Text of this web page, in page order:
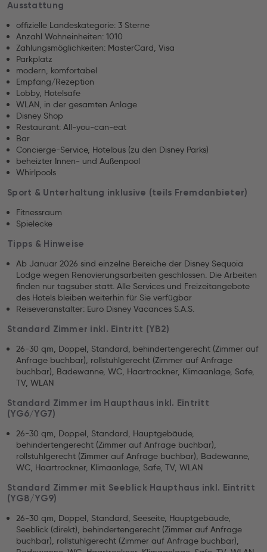
Ausstattung
offizielle Landeskategorie: 3 Sterne
Anzahl Wohneinheiten: 1010
Zahlungsmöglichkeiten: MasterCard, Visa
Parkplatz
modern, komfortabel
Empfang/Rezeption
Lobby, Hotelsafe
WLAN, in der gesamten Anlage
Disney Shop
Restaurant: All-you-can-eat
Bar
Concierge-Service, Hotelbus (zu den Disney Parks)
beheizter Innen- und Außenpool
Whirlpools
Sport & Unterhaltung inklusive (teils Fremdanbieter)
Fitnessraum
Spielecke
Tipps & Hinweise
Ab Januar 2026 sind einzelne Bereiche der Disney Sequoia
Lodge wegen Renovierungsarbeiten geschlossen. Die Arbeiten
finden nur tagsüber statt. Alle Services und Freizeitangebote
des Hotels bleiben weiterhin für Sie verfügbar
Reiseveranstalter: Euro Disney Vacances S.A.S.
Standard Zimmer inkl. Eintritt (YB2)
26-30 qm, Doppel, Standard, behindertengerecht (Zimmer auf
Anfrage buchbar), rollstuhlgerecht (Zimmer auf Anfrage
buchbar), Badewanne, WC, Haartrockner, Klimaanlage, Safe,
TV, WLAN
Standard Zimmer im Haupthaus inkl. Eintritt
(YG6/YG7)
26-30 qm, Doppel, Standard, Hauptgebäude,
behindertengerecht (Zimmer auf Anfrage buchbar),
rollstuhlgerecht (Zimmer auf Anfrage buchbar), Badewanne,
WC, Haartrockner, Klimaanlage, Safe, TV, WLAN
Standard Zimmer mit Seeblick Haupthaus inkl. Eintritt
(YG8/YG9)
26-30 qm, Doppel, Standard, Seeseite, Hauptgebäude,
Seeblick (direkt), behindertengerecht (Zimmer auf Anfrage
buchbar), rollstuhlgerecht (Zimmer auf Anfrage buchbar),